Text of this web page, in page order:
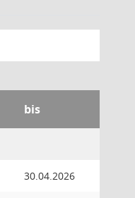
bis
30.04.2026